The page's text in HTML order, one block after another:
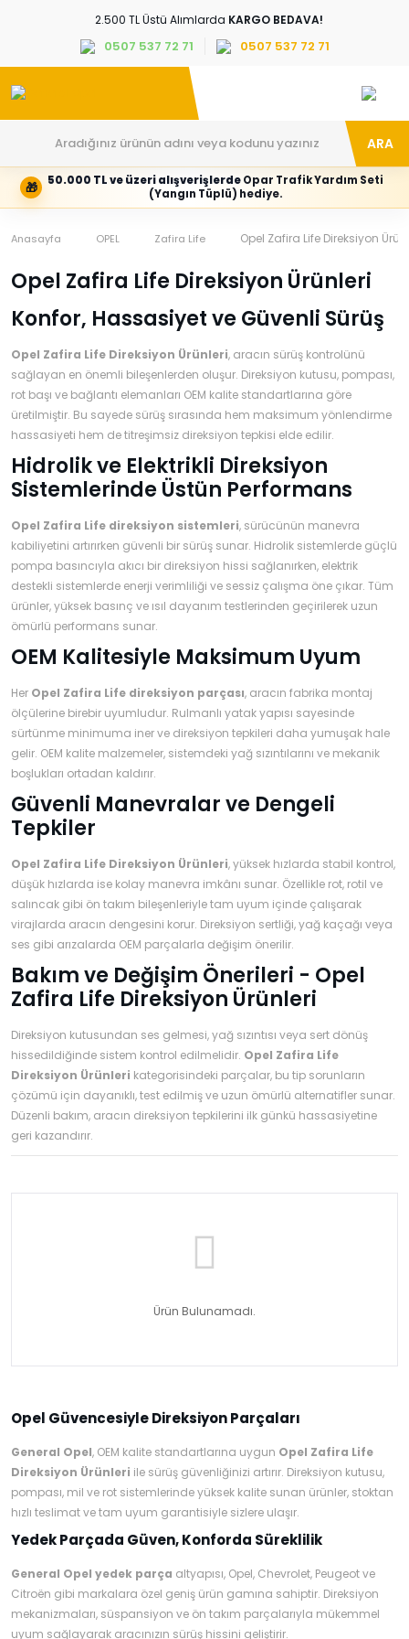
2.500 TL Üstü Alımlarda KARGO BEDAVA!
0507 537 72 71 0507 537 72 71
ARA
🎁 50.000 TL ve üzeri alışverişlerdeOpar Trafik Yardım Seti
(Yangın Tüplü) hediye.
Giriş
veya
oluşturun
E-posta adresi
Şifre
hatırla
Şifremi
unuttum
Yeni Hesap
Oluştur
Marka,
ve
seçin
Tüm Kategoriler
O
OPEL
›
C
CHEVROLET
›
P
PEUGEOT
›
C
CİTROEN
D
DS
M
MOTOR
YAĞI
K
KOMPLE
MOTOR
›
Ş
›
A
AKÜ
›
Anasayfa OPEL Zafira Life Opel Zafira Life Direksiyon
Opel Zafira Life Direksiyon Ürünleri
Konfor, Hassasiyet ve Güvenli Sürüş
Opel Zafira Life Direksiyon Ürünleri, aracın sürüş kontrolünü
sağlayan en önemli bileşenlerden oluşur. Direksiyon kutusu, pompası,
rot başı ve bağlantı elemanları OEM kalite standartlarına göre
üretilmiştir. Bu sayede sürüş sırasında hem maksimum yönlendirme
hassasiyeti hem de titreşimsiz direksiyon tepkisi elde edilir.
Hidrolik ve Elektrikli Direksiyon
Sistemlerinde Üstün Performans
Opel Zafira Life direksiyon sistemleri, sürücünün manevra
kabiliyetini artırırken güvenli bir sürüş sunar. Hidrolik sistemlerde güçlü
pompa basıncıyla akıcı bir direksiyon hissi sağlanırken, elektrik
destekli sistemlerde enerji verimliliği ve sessiz çalışma öne çıkar. Tüm
ürünler, yüksek basınç ve ısıl dayanım testlerinden geçirilerek uzun
ömürlü performans sunar.
OEM Kalitesiyle Maksimum Uyum
Her Opel Zafira Life direksiyon parçası, aracın fabrika montaj
ölçülerine birebir uyumludur. Rulmanlı yatak yapısı sayesinde
sürtünme minimuma iner ve direksiyon tepkileri daha yumuşak hale
gelir. OEM kalite malzemeler, sistemdeki yağ sızıntılarını ve mekanik
boşlukları ortadan kaldırır.
Güvenli Manevralar ve Dengeli
Tepkiler
Opel Zafira Life Direksiyon Ürünleri, yüksek hızlarda stabil kontrol,
düşük hızlarda ise kolay manevra imkânı sunar. Özellikle rot, rotil ve
salıncak gibi ön takım bileşenleriyle tam uyum içinde çalışarak
virajlarda aracın dengesini korur. Direksiyon sertliği, yağ kaçağı veya
ses gibi arızalarda OEM parçalarla değişim önerilir.
Bakım ve Değişim Önerileri - Opel
Zafira Life Direksiyon Ürünleri
Direksiyon kutusundan ses gelmesi, yağ sızıntısı veya sert dönüş
hissedildiğinde sistem kontrol edilmelidir. Opel Zafira Life
Direksiyon Ürünleri kategorisindeki parçalar, bu tip sorunların
çözümü için dayanıklı, test edilmiş ve uzun ömürlü alternatifler sunar.
Düzenli bakım, aracın direksiyon tepkilerini ilk günkü hassasiyetine
geri kazandırır.
Ürün Bulunamadı.
Opel Güvencesiyle Direksiyon Parçaları
General Opel, OEM kalite standartlarına uygun Opel Zafira Life
Direksiyon Ürünleri ile sürüş güvenliğinizi artırır. Direksiyon kutusu,
pompası, mil ve rot sistemlerinde yüksek kalite sunan ürünler, stoktan
hızlı teslimat ve tam uyum garantisiyle sizlere ulaşır.
Yedek Parçada Güven, Konforda Süreklilik
General Opel yedek parça altyapısı, Opel, Chevrolet, Peugeot ve
Citroën gibi markalara özel geniş ürün gamına sahiptir. Direksiyon
mekanizmaları, süspansiyon ve ön takım parçalarıyla mükemmel
uyum sağlayarak aracınızın sürüş hissini geliştirir.